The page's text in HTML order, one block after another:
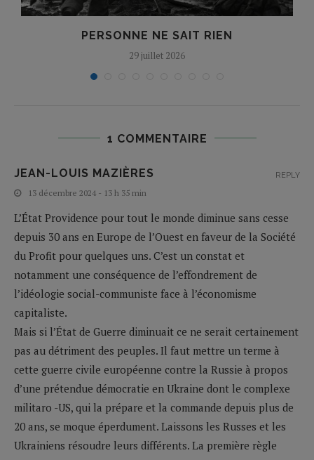
PERSONNE NE SAIT RIEN
29 juillet 2026
1 COMMENTAIRE
JEAN-LOUIS MAZIÈRES
13 décembre 2024 - 13 h 35 min
L’État Providence pour tout le monde diminue sans cesse
depuis 30 ans en Europe de l’Ouest en faveur de la Société
du Profit pour quelques uns. C’est un constat et
notamment une conséquence de l’effondrement de
l’idéologie social-communiste face à l’économisme
capitaliste.
Mais si l’État de Guerre diminuait ce ne serait certainement
pas au détriment des peuples. Il faut mettre un terme à
cette guerre civile européenne contre la Russie à propos
d’une prétendue démocratie en Ukraine dont le complexe
militaro -US, qui la prépare et la commande depuis plus de
20 ans, se moque éperdument. Laissons les Russes et les
Ukrainiens résoudre leurs différents. La première règle
REPLY